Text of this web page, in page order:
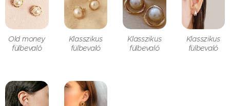
Old money
fülbevaló
Klasszikus
fülbevaló
Klasszikus
fülbevaló
Klasszikus
fülbevaló